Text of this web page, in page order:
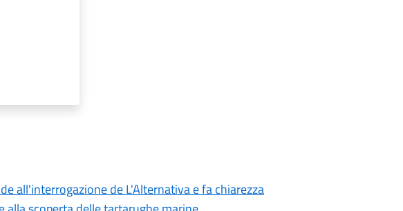
all'interrogazione de L'Alternativa e fa chiarezza